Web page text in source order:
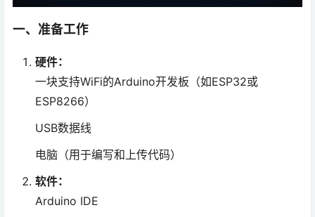
一、准备工作
硬件：
一块支持WiFi的Arduino开发板（如ESP32或
ESP8266）
USB数据线
电脑（用于编写和上传代码）
软件：
Arduino IDE